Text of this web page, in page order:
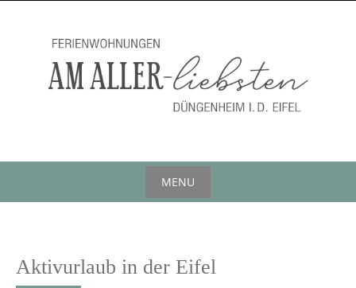
MENU
content
Aktivurlaub in der Eifel